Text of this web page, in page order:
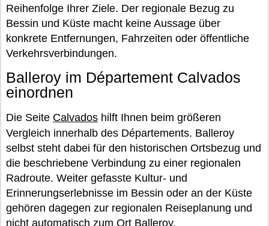
Reihenfolge Ihrer Ziele. Der regionale Bezug zu
Bessin und Küste macht keine Aussage über
konkrete Entfernungen, Fahrzeiten oder öffentliche
Verkehrsverbindungen.
Balleroy im Département Calvados
einordnen
Die Seite Calvados hilft Ihnen beim größeren
Vergleich innerhalb des Départements. Balleroy
selbst steht dabei für den historischen Ortsbezug und
die beschriebene Verbindung zu einer regionalen
Radroute. Weiter gefasste Kultur- und
Erinnerungserlebnisse im Bessin oder an der Küste
gehören dagegen zur regionalen Reiseplanung und
nicht automatisch zum Ort Balleroy.